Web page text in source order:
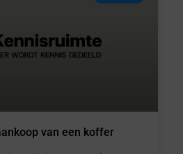
van een koffer